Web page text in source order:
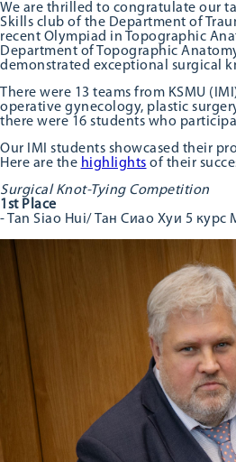
We are thrilled to congratulate our
Skills club of the Department of
recent Olympiad in Topographic
Department of Topographic
demonstrated exceptional surgical
There were 13 teams from KSMU
operative gynecology, plastic
there were 16 students who
Our IMI students showcased their
Here are the highlights of their
Surgical Knot-Tying Competition
1st Place
- Tan Siao Hui/ Тан Сиао Хуи 5